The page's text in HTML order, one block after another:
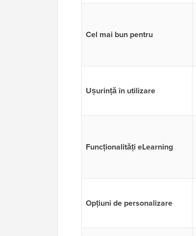
Cel mai bun pentru
Ușurință în utilizare
Funcționalități eLearning
Opțiuni de personalizare